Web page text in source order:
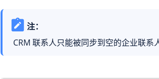
注：
CRM 联系人只能被同步到空的企业联系